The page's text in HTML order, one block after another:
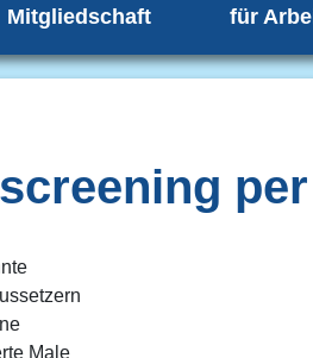
Mitgliedschaft für
Male